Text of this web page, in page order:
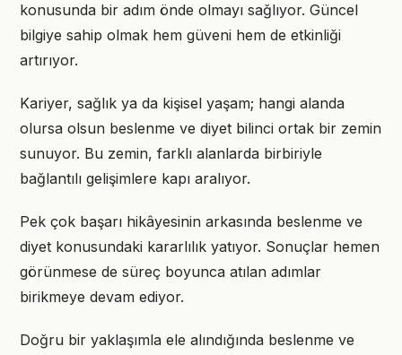
konusunda bir adım önde olmayı sağlıyor. Güncel
bilgiye sahip olmak hem güveni hem de etkinliği
artırıyor.
Kariyer, sağlık ya da kişisel yaşam; hangi alanda
olursa olsun beslenme ve diyet bilinci ortak bir zemin
sunuyor. Bu zemin, farklı alanlarda birbiriyle
bağlantılı gelişimlere kapı aralıyor.
Pek çok başarı hikâyesinin arkasında beslenme ve
diyet konusundaki kararlılık yatıyor. Sonuçlar hemen
görünmese de süreç boyunca atılan adımlar
birikmeye devam ediyor.
Doğru bir yaklaşımla ele alındığında beslenme ve